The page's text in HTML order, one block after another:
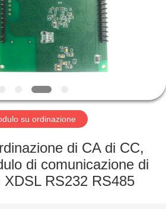
su ordinazione
di CA di CC,
di comunicazione di
XDSL RS232 RS485